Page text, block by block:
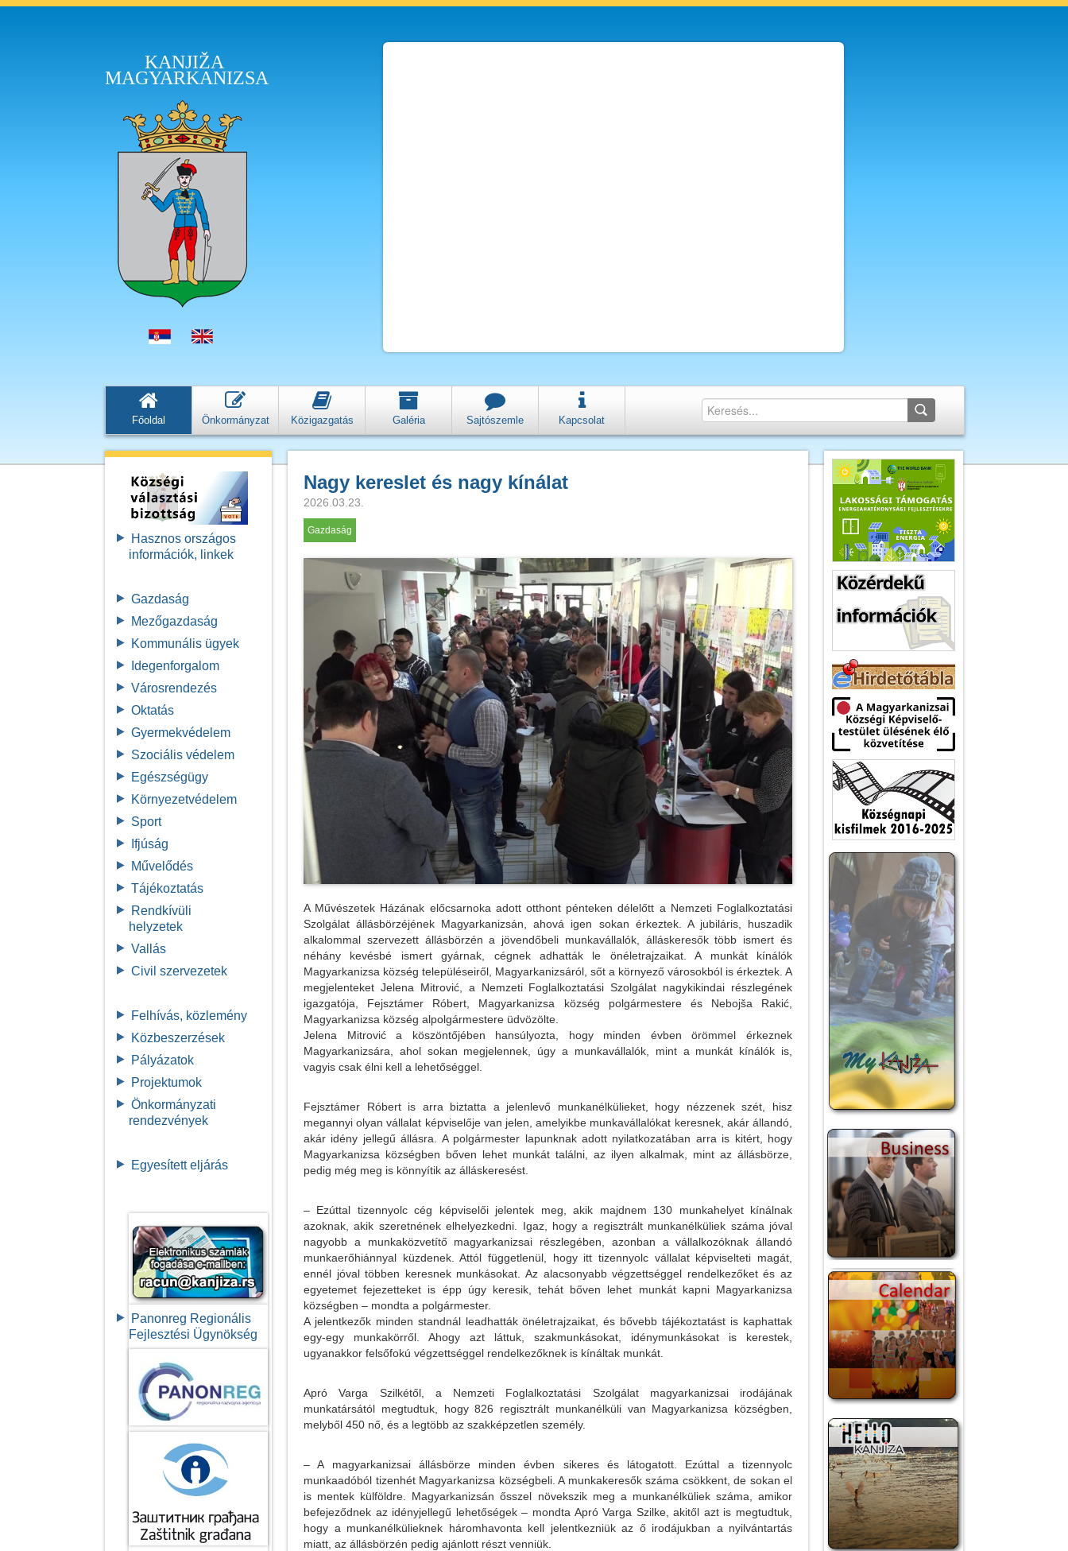
KANJIŽA
MAGYARKANIZSA
Főoldal Önkormányzat Közigazgatás Galéria Sajtószemle Kapcsolat
Hasznos országos
információk, linkek
Gazdaság
Mezőgazdaság
Kommunális ügyek
Idegenforgalom
Városrendezés
Oktatás
Gyermekvédelem
Szociális védelem
Egészségügy
Környezetvédelem
Sport
Ifjúság
Művelődés
Tájékoztatás
Rendkívüli
helyzetek
Vallás
Civil szervezetek
Felhívás, közlemény
Közbeszerzések
Pályázatok
Projektumok
Önkormányzati
rendezvények
Egyesített eljárás
Panonreg Regionális
Fejlesztési Ügynökség
Nagy kereslet és nagy kínálat
2026.03.23.
Gazdaság
A Művészetek Házának előcsarnoka adott otthont pénteken délelőtt a Nemzeti Foglalkoztatási
Szolgálat állásbörzéjének Magyarkanizsán, ahová igen sokan érkeztek. A jubiláris, huszadik
alkalommal szervezett állásbörzén a jövendőbeli munkavállalók, álláskeresők több ismert és
néhány kevésbé ismert gyárnak, cégnek adhatták le önéletrajzaikat. A munkát kínálók
Magyarkanizsa község településeiről, Magyarkanizsáról, sőt a környező városokból is érkeztek. A
megjelenteket Jelena Mitrović, a Nemzeti Foglalkoztatási Szolgálat nagykikindai részlegének
igazgatója, Fejsztámer Róbert, Magyarkanizsa község polgármestere és Nebojša Rakić,
Magyarkanizsa község alpolgármestere üdvözölte.
Jelena Mitrović a köszöntőjében hansúlyozta, hogy minden évben örömmel érkeznek
Magyarkanizsára, ahol sokan megjelennek, úgy a munkavállalók, mint a munkát kínálók is,
vagyis csak élni kell a lehetőséggel.
Fejsztámer Róbert is arra biztatta a jelenlevő munkanélkülieket, hogy nézzenek szét, hisz
megannyi olyan vállalat képviselője van jelen, amelyikbe munkavállalókat keresnek, akár állandó,
akár idény jellegű állásra. A polgármester lapunknak adott nyilatkozatában arra is kitért, hogy
Magyarkanizsa községben bőven lehet munkát találni, az ilyen alkalmak, mint az állásbörze,
pedig még meg is könnyítik az álláskeresést.
– Ezúttal tizennyolc cég képviselői jelentek meg, akik majdnem 130 munkahelyet kínálnak
azoknak, akik szeretnének elhelyezkedni. Igaz, hogy a regisztrált munkanélküliek száma jóval
nagyobb a munkaközvetítő magyarkanizsai részlegében, azonban a vállalkozóknak állandó
munkaerőhiánnyal küzdenek. Attól függetlenül, hogy itt tizennyolc vállalat képviselteti magát,
ennél jóval többen keresnek munkásokat. Az alacsonyabb végzettséggel rendelkezőket és az
egyetemet fejezetteket is épp úgy keresik, tehát bőven lehet munkát kapni Magyarkanizsa
községben – mondta a polgármester.
A jelentkezők minden standnál leadhatták önéletrajzaikat, és bővebb tájékoztatást is kaphattak
egy-egy munkakörről. Ahogy azt láttuk, szakmunkásokat, idénymunkásokat is kerestek,
ugyanakkor felsőfokú végzettséggel rendelkezőknek is kínáltak munkát.
Apró Varga Szilkétől, a Nemzeti Foglalkoztatási Szolgálat magyarkanizsai irodájának
munkatársától megtudtuk, hogy 826 regisztrált munkanélküli van Magyarkanizsa községben,
melyből 450 nő, és a legtöbb az szakképzetlen személy.
– A magyarkanizsai állásbörze minden évben sikeres és látogatott. Ezúttal a tizennyolc
munkaadóból tizenhét Magyarkanizsa községbeli. A munkakeresők száma csökkent, de sokan el
is mentek külföldre. Magyarkanizsán ősszel növekszik meg a munkanélküliek száma, amikor
befejeződnek az idényjellegű lehetőségek – mondta Apró Varga Szilke, akitől azt is megtudtuk,
hogy a munkanélkülieknek háromhavonta kell jelentkezniük az ő irodájukban a nyilvántartás
miatt, az állásbörzén pedig ajánlott részt venniük.